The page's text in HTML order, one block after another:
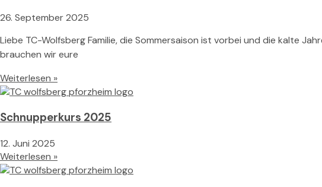
26. September 2025
Liebe TC-Wolfsberg Familie, die Sommersaison ist vorbei und die kalte
brauchen wir eure
Weiterlesen »
Schnupperkurs 2025
12. Juni 2025
Weiterlesen »